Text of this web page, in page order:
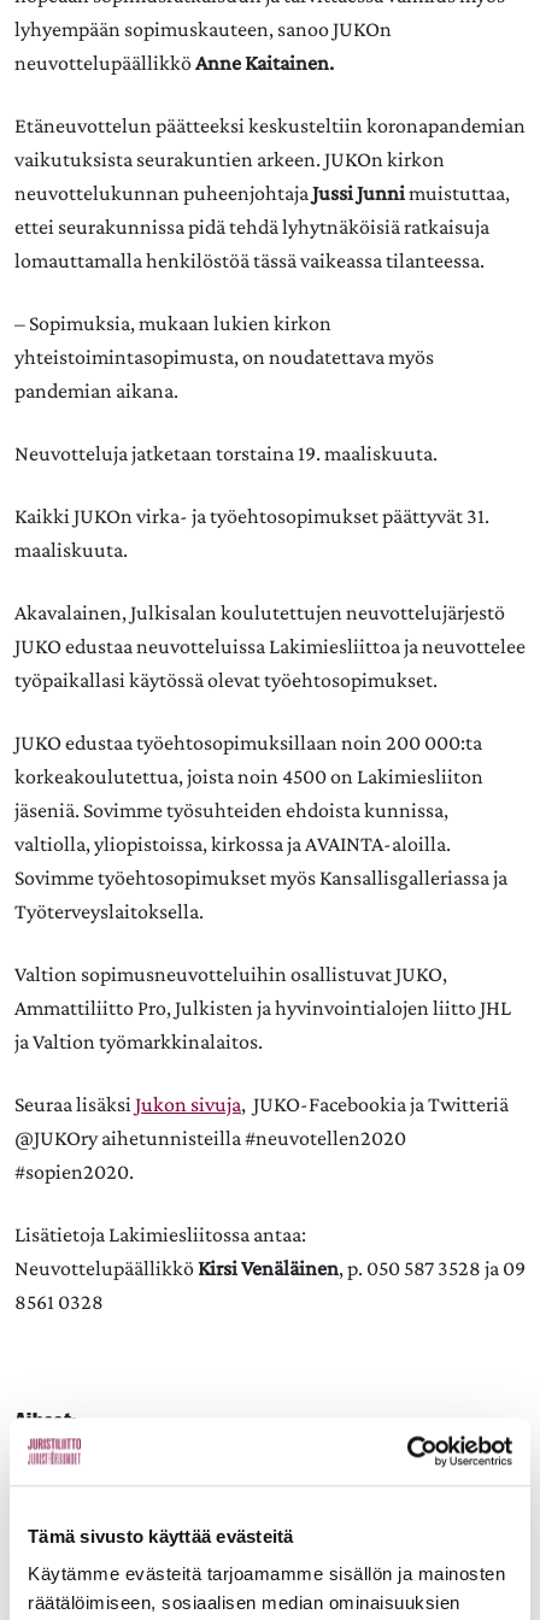
Tämä sivusto käyttää evästeitä
Käytämme evästeitä tarjoamamme sisällön ja mainosten
räätälöimiseen, sosiaalisen median ominaisuuksien
lyhyempään sopimuskauteen, sanoo JUKOn
neuvottelupäällikköAnne Kaitainen.
Etäneuvottelun päätteeksi keskusteltiin koronapandemian
vaikutuksista seurakuntien arkeen. JUKOn kirkon
neuvottelukunnan puheenjohtajaJussi Junnimuistuttaa,
ettei seurakunnissa pidä tehdä lyhytnäköisiä ratkaisuja
lomauttamalla henkilöstöä tässä vaikeassa tilanteessa.
– Sopimuksia, mukaan lukien kirkon
yhteistoimintasopimusta, on noudatettava myös
pandemian aikana.
Neuvotteluja jatketaan torstaina 19. maaliskuuta.
Kaikki JUKOn virka- ja työehtosopimukset päättyvät 31.
maaliskuuta.
Akavalainen, Julkisalan koulutettujen neuvottelujärjestö
JUKO edustaa neuvotteluissa Lakimiesliittoa ja neuvottelee
työpaikallasi käytössä olevat työehtosopimukset.
JUKO edustaa työehtosopimuksillaan noin 200 000:ta
korkeakoulutettua, joista noin 4500 on Lakimiesliiton
jäseniä. Sovimme työsuhteiden ehdoista kunnissa,
valtiolla, yliopistoissa, kirkossa ja AVAINTA-aloilla.
Sovimme työehtosopimukset myös Kansallisgalleriassa ja
Työterveyslaitoksella.
Valtion sopimusneuvotteluihin osallistuvat JUKO,
Ammattiliitto Pro, Julkisten ja hyvinvointialojen liitto JHL
ja Valtion työmarkkinalaitos.
Seuraa lisäksiJukon sivuja, JUKO-Facebookia ja Twitteriä
@JUKOry aihetunnisteilla #neuvotellen2020
#sopien2020.
Lisätietoja Lakimiesliitossa antaa:
NeuvottelupäällikköKirsi Venäläinen, p. 050 587 3528 ja 09
8561 0328
Aiheet: